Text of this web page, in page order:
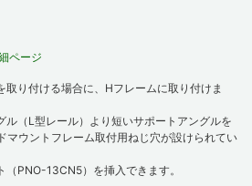
ページ
り付ける場合に、Hフレームに取り付けま
（L型レール）より短いサポートアングルを
マウントフレーム取付用ねじ穴が設けられてい
PNO-13CN5）を挿入できます。